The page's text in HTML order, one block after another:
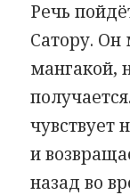
Речь
Сатору. Он
мангакой,
чувствует
и
назад во